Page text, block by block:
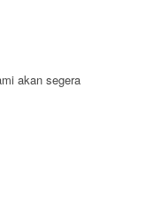
akan segera